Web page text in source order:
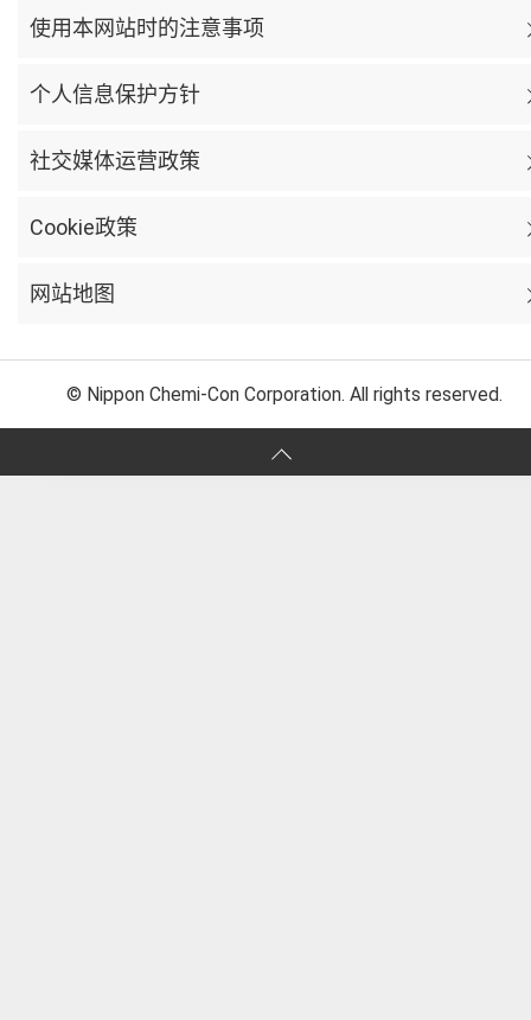
使用本网站时的注意事项
个人信息保护方针
社交媒体运营政策
Cookie政策
网站地图
© Nippon Chemi-Con Corporation. All rights reserved.